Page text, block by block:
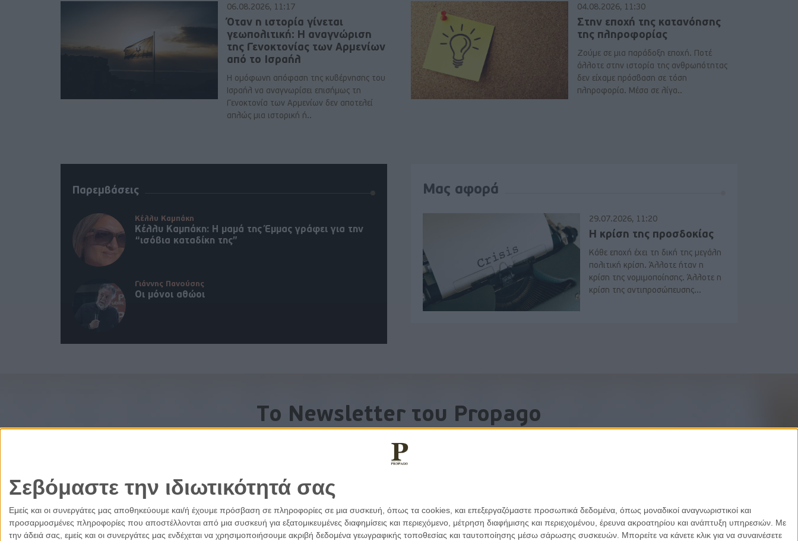
Σεβόμαστε την ιδιωτικότητά σας
Εμείς και οι συνεργάτες μας αποθηκεύουμε και/ή έχουμε πρόσβαση σε πληροφορίες σε μια συσκευή, όπως τα cookies, και επεξεργαζόμαστε προσωπικά δεδομένα, όπως μοναδικοί αναγνωριστικοί και
προσαρμοσμένες πληροφορίες που αποστέλλονται από μια συσκευή για εξατομικευμένες διαφημίσεις και περιεχόμενο, μέτρηση διαφήμισης και περιεχομένου, έρευνα ακροατηρίου και ανάπτυξη υπηρεσιών. Με
την άδειά σας, εμείς και οι συνεργάτες μας ενδέχεται να χρησιμοποιήσουμε ακριβή δεδομένα γεωγραφικής τοποθεσίας και ταυτοποίησης μέσω σάρωσης συσκευών. Μπορείτε να κάνετε κλικ για να συναινέσετε
06.08.2026, 11:17
Όταν η ιστορία γίνεται
γεωπολιτική: Η αναγνώριση
της Γενοκτονίας των Αρμενίων
από το Ισραήλ
Η ομόφωνη απόφαση της κυβέρνησης του
Ισραήλ να αναγνωρίσει επισήμως τη
Γενοκτονία των Αρμενίων δεν αποτελεί
απλώς μια ιστορική ή..
04.08.2026, 11:30
Στην εποχή της κατανόησης
της πληροφορίας
Ζούμε σε μια παράδοξη εποχή. Ποτέ
άλλοτε στην ιστορία της ανθρωπότητας
δεν είχαμε πρόσβαση σε τόση
πληροφορία. Μέσα σε λίγα..
Παρεμβάσεις
Κέλλυ Καμπάκη
Κέλλυ Καμπάκη: Η μαμά της Έμμας γράφει για την
“ισόβια καταδίκη της”
Γιάννης Πανούσης
Οι μόνοι αθώοι
Μας αφορά
29.07.2026, 11:20
Η κρίση της προσδοκίας
Κάθε εποχή έχει τη δική της μεγάλη
πολιτική κρίση. Άλλοτε ήταν η
κρίση της νομιμοποίησης. Άλλοτε η
κρίση της αντιπροσώπευσης...
To Newsletter του Propago
Λάβετε την ανάλυση της ημέρας στο email σας